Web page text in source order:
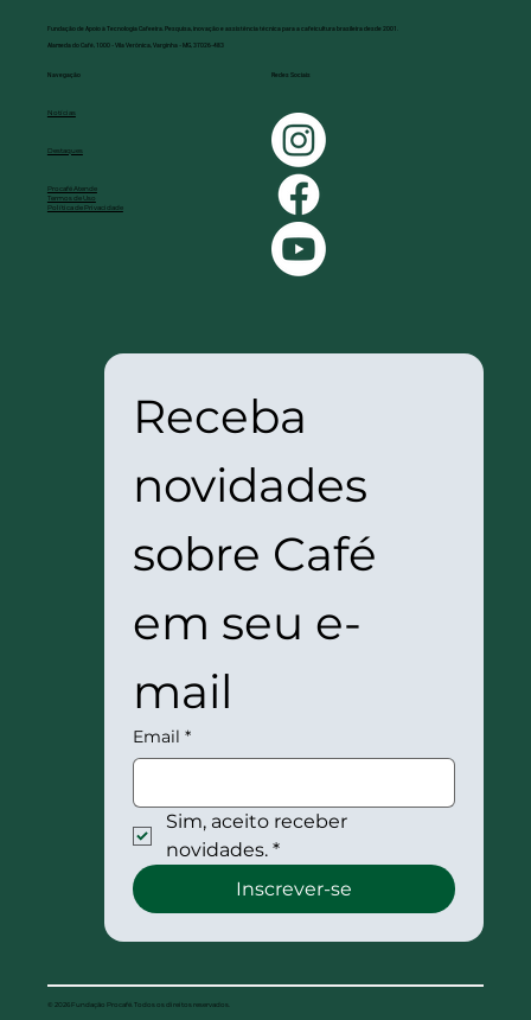
Fundação de Apoio à Tecnologia Cafeeira. Pesquisa, inovação e assistência técnica para a cafeicultura brasileira desde 2001.
Alameda do Café, 1000 - Vila Verônica, Varginha - MG, 37026-483
Navegação
Notícias
Destaques
Procafé Atende
Termos de Uso
Política de Privacidade
Redes Sociais
Receba
novidades
sobre Café
em seu e-
mail
Email *
Sim, aceito receber
novidades. *
Inscrever-se
© 2026 Fundação Procafé. Todos os direitos reservados.